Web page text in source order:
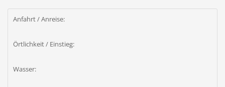
Anfahrt / Anreise:
Örtlichkeit / Einstieg:
Wasser: